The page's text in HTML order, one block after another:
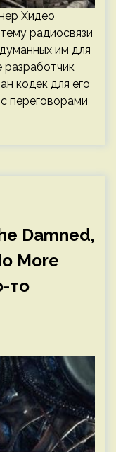
Хидео
радиосвязи
им для
разработчик
кодек для его
переговорами
Damned,
More
то